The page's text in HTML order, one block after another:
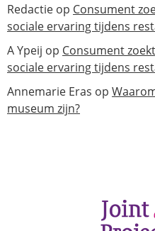
Redactie op Consument
sociale ervaring tijdens
A Ypeij op Consument
sociale ervaring tijdens
Annemarie Eras op
museum zijn?